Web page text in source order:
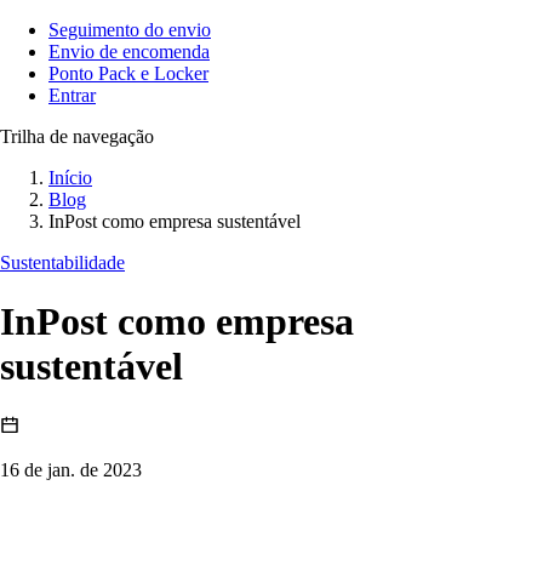
Seguimento do envio
Envio de encomenda
Ponto Pack e Locker
Entrar
Trilha de navegação
Início
Blog
InPost como empresa sustentável
Sustentabilidade
InPost como empresa
sustentável
16 de jan. de 2023